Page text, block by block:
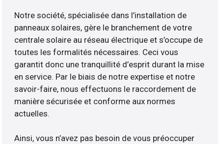
Notre société, spécialisée dans l’installation de
panneaux solaires, gère le branchement de votre
centrale solaire au réseau électrique et s’occupe de
toutes les formalités nécessaires. Ceci vous
garantit donc une tranquillité d’esprit durant la mise
en service. Par le biais de notre expertise et notre
savoir-faire, nous effectuons le raccordement de
manière sécurisée et conforme aux normes
actuelles.
Ainsi, vous n’avez pas besoin de vous préoccuper